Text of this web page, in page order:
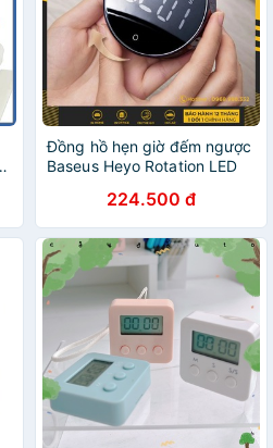
Đồng hồ hẹn giờ đếm ngược
Baseus Heyo Rotation LED
224.500 đ